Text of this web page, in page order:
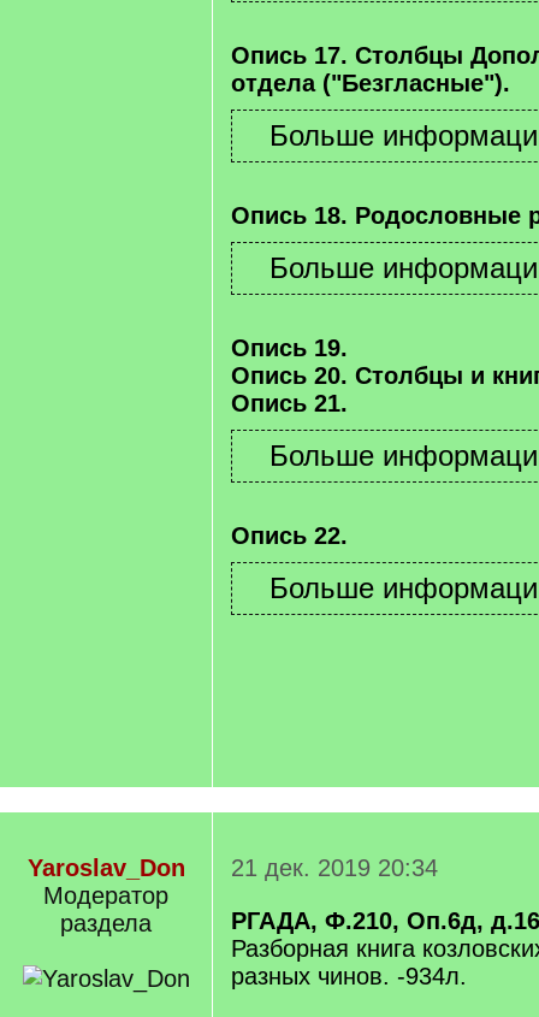
Опись 17. Столбцы
отдела ("Безгласные").
Опись 18. Родословные
Опись 19.
Опись 20. Столбцы и
Опись 21.
Опись 22.
Yaroslav_Don
Модератор
раздела
21 дек. 2019 20:34
РГАДА, Ф.210, Оп.6д,
Разборная книга
разных чинов. -934л.